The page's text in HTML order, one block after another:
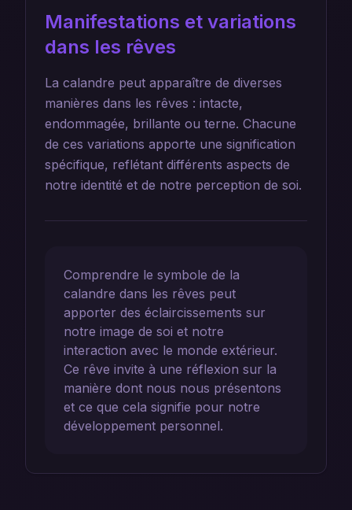
Manifestations et variations
dans les rêves
La calandre peut apparaître de diverses
manières dans les rêves : intacte,
endommagée, brillante ou terne. Chacune
de ces variations apporte une signification
spécifique, reflétant différents aspects de
notre identité et de notre perception de soi.
Comprendre le symbole de la
calandre dans les rêves peut
apporter des éclaircissements sur
notre image de soi et notre
interaction avec le monde extérieur.
Ce rêve invite à une réflexion sur la
manière dont nous nous présentons
et ce que cela signifie pour notre
développement personnel.